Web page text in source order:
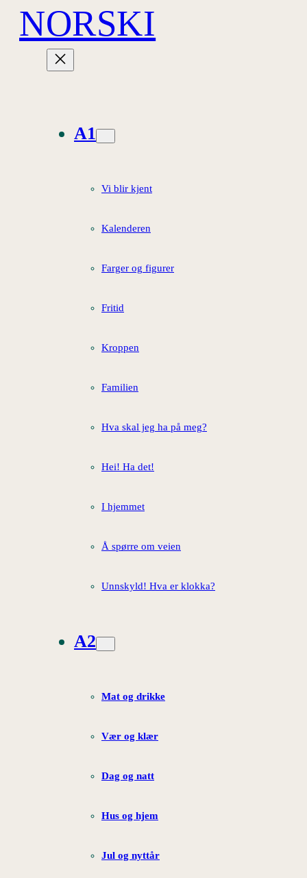
Hopp
innhold
NORSKI
A1
Vi blir kjent
Kalenderen
Farger og figurer
Fritid
Kroppen
Familien
Hva skal jeg ha på meg?
Hei! Ha det!
I hjemmet
Å spørre om veien
Unnskyld! Hva er klokka?
A2
Mat og drikke
Vær og klær
Dag og natt
Hus og hjem
Jul og nyttår